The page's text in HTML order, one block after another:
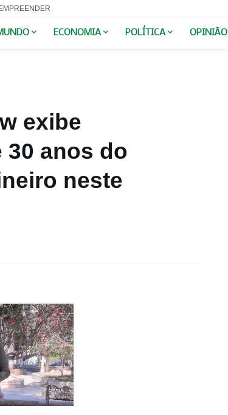
EMPREENDER
ECONOMIA POLÍTICA OPINIÃO
exibe
30 anos do
neste